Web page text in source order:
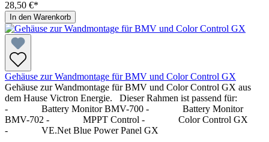
28,50 €*
In den Warenkorb
Gehäuse zur Wandmontage für BMV und Color Control GX
Gehäuse zur Wandmontage für BMV und Color Control GX aus
dem Hause Victron Energie. Dieser Rahmen ist passend für:
- Battery Monitor BMV-700 - Battery Monitor
BMV-702 - MPPT Control - Color Control GX
- VE.Net Blue Power Panel GX